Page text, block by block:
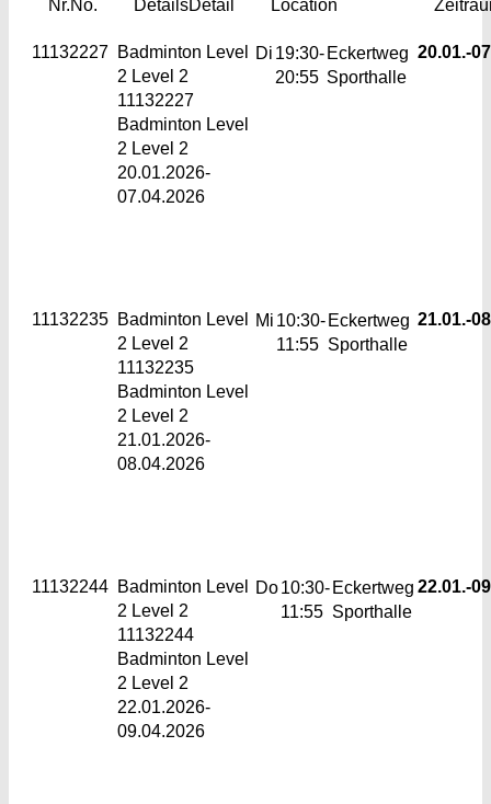
Nr.No. DetailsDetail
Location
11132227 Badminton Level
2 Level 2
11132227
Badminton Level
2 Level 2
20.01.2026-
07.04.2026
Di 19:30-
20:55
Eckertweg
Sporthalle
20.01.-
11132235 Badminton Level
2 Level 2
11132235
Badminton Level
2 Level 2
21.01.2026-
08.04.2026
Mi 10:30-
11:55
Eckertweg
Sporthalle
21.01.-
11132244 Badminton Level
2 Level 2
11132244
Badminton Level
2 Level 2
22.01.2026-
09.04.2026
Do10:30-
11:55
Eckertweg
Sporthalle
22.01.-